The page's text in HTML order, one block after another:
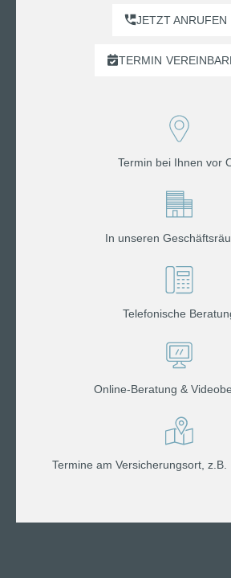
JETZT ANRUFEN
TERMIN
Termin bei Ihnen vor
In unseren
Telefonische
Online-Beratung &
Termine am Versicherungsort,